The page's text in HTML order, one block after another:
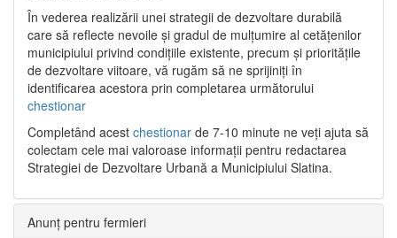
În vederea realizării unei strategii de dezvoltare durabilă
care să reflecte nevoile și gradul de mulțumire al cetățenilor
municipiului privind condițiile existente, precum și prioritățile
de dezvoltare viitoare, vă rugăm să ne sprijiniți în
identificarea acestora prin completarea următorului
chestionar
Completând acest chestionar de 7-10 minute ne veți ajuta să
colectam cele mai valoroase informații pentru redactarea
Strategiei de Dezvoltare Urbană a Municipiului Slatina.
Anunț pentru fermieri